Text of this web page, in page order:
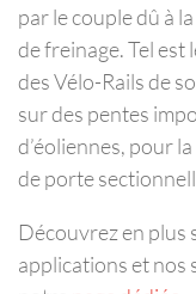
par le couple dû à
de freinage. Tel est
des Vélo-Rails de
sur des pentes
d’éoliennes, pour
de porte
Découvrez en plus
applications et nos